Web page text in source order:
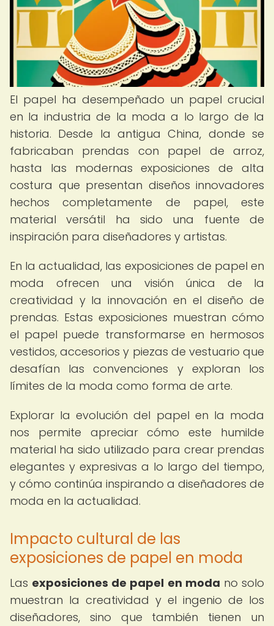
El papel ha desempeñado un papel crucial
en la industria de la moda a lo largo de la
historia. Desde la antigua China, donde se
fabricaban prendas con papel de arroz,
hasta las modernas exposiciones de alta
costura que presentan diseños innovadores
hechos completamente de papel, este
material versátil ha sido una fuente de
inspiración para diseñadores y artistas.
En la actualidad, las exposiciones de papel en
moda ofrecen una visión única de la
creatividad y la innovación en el diseño de
prendas. Estas exposiciones muestran cómo
el papel puede transformarse en hermosos
vestidos, accesorios y piezas de vestuario que
desafían las convenciones y exploran los
límites de la moda como forma de arte.
Explorar la evolución del papel en la moda
nos permite apreciar cómo este humilde
material ha sido utilizado para crear prendas
elegantes y expresivas a lo largo del tiempo,
y cómo continúa inspirando a diseñadores de
moda en la actualidad.
Impacto cultural de las
exposiciones de papel en moda
Las exposiciones de papel en moda no solo
muestran la creatividad y el ingenio de los
diseñadores, sino que también tienen un